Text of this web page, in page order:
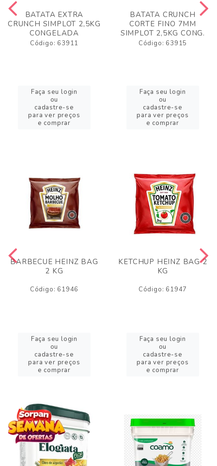
BATATA EXTRA
CRUNCH SIMPLOT 2,5KG
CONGELADA
Código: 63911
Faça seu login
ou
cadastre-se
para ver preços
e comprar
BATATA CRUNCH
CORTE FINO 7MM
SIMPLOT 2,5KG CONG.
Código: 63915
Faça seu login
ou
cadastre-se
para ver preços
e comprar
BARBECUE HEINZ BAG
2 KG
Código: 61946
Faça seu login
ou
cadastre-se
para ver preços
e comprar
KETCHUP HEINZ BAG 2
KG
Código: 61947
Faça seu login
ou
cadastre-se
para ver preços
e comprar